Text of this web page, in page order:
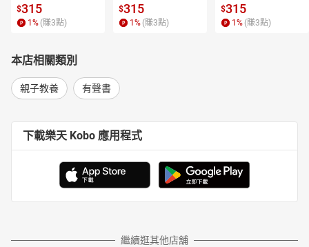
$315
1 % (賺3點)
$315
1 % (賺3點)
$315
1 % (賺3點)
本店相關類別
親子教養 有聲書
下載樂天 Kobo 應用程式
繼續逛其他店舖